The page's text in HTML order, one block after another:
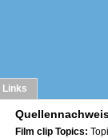
Links
Film clip Topics: